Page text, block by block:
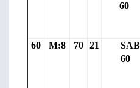
60
60 M:8 70 21
60